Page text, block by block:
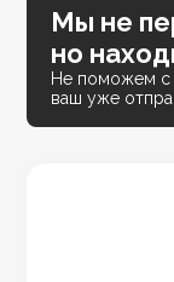
Мы не
но
Не поможем с
ваш уже